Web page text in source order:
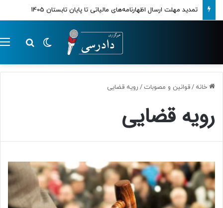
تمدید مهلت ارسال اظهارنامه‌های مالیاتی تا پایان تابستان 1405
تغییر پوسته
خانه /قوانین و مصوبات / رویه قضایی
رویه قضایی